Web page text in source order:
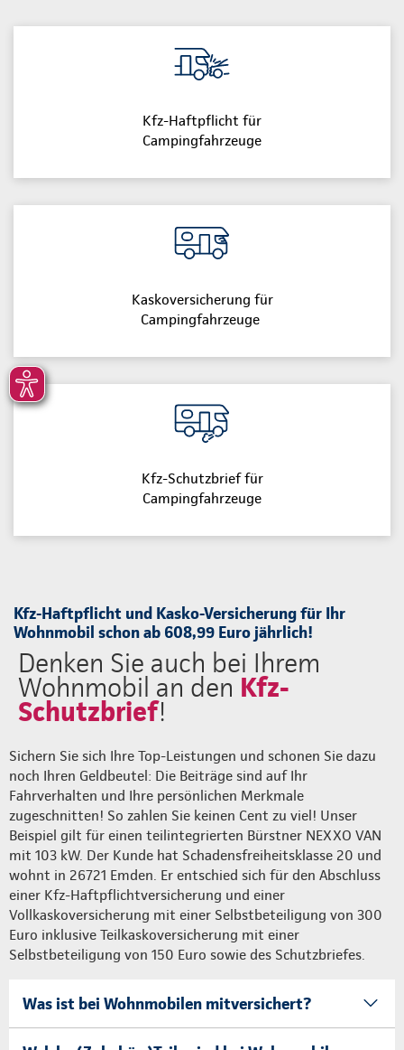
Kfz-Haftpflicht für
Campingfahrzeuge
Kaskoversicherung für
Campingfahrzeuge
Kfz-Schutzbrief für
Campingfahrzeuge
Kfz-Haftpflicht und Kasko-Versicherung für Ihr
Wohnmobil schon ab 608,99 Euro jährlich!
Denken Sie auch bei Ihrem
Wohnmobil an den Kfz-
Schutzbrief!
Sichern Sie sich Ihre Top-Leistungen und schonen Sie dazu
noch Ihren Geldbeutel: Die Beiträge sind auf Ihr
Fahrverhalten und Ihre persönlichen Merkmale
zugeschnitten! So zahlen Sie keinen Cent zu viel! Unser
Beispiel gilt für einen teilintegrierten Bürstner NEXXO VAN
mit 103 kW. Der Kunde hat Schadensfreiheitsklasse 20 und
wohnt in 26721 Emden. Er entschied sich für den Abschluss
einer Kfz-Haftpflichtversicherung und einer
Vollkaskoversicherung mit einer Selbstbeteiligung von 300
Euro inklusive Teilkaskoversicherung mit einer
Selbstbeteiligung von 150 Euro sowie des Schutzbriefes.
Was ist bei Wohnmobilen mitversichert?